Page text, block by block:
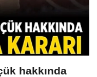
hakkında